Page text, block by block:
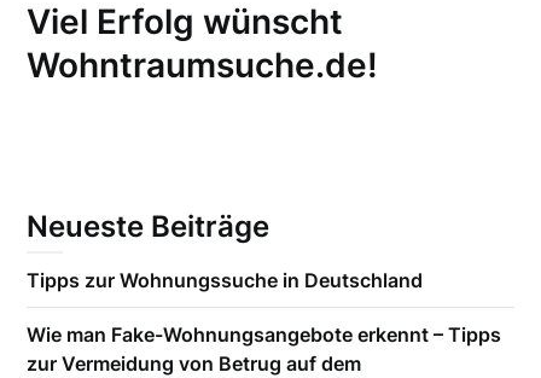
Viel Erfolg wünscht
Wohntraumsuche.de!
Neueste Beiträge
Tipps zur Wohnungssuche in Deutschland
Wie man Fake-Wohnungsangebote erkennt – Tipps
zur Vermeidung von Betrug auf dem